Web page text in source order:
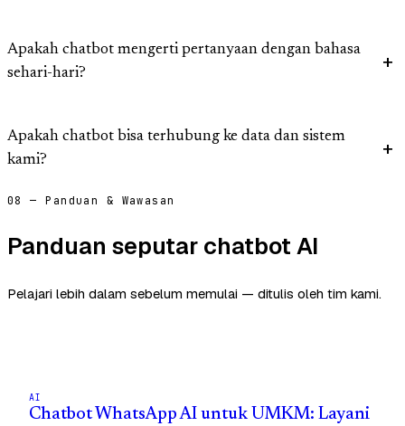
Apakah chatbot mengerti pertanyaan dengan bahasa
sehari-hari?
Apakah chatbot bisa terhubung ke data dan sistem
kami?
08 — Panduan & Wawasan
Panduan seputar chatbot AI
Pelajari lebih dalam sebelum memulai — ditulis oleh tim kami.
AI
Chatbot WhatsApp AI untuk UMKM: Layani